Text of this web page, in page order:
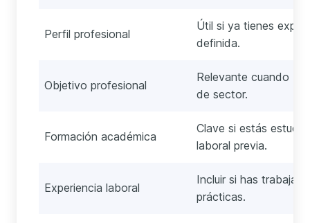
Perfil profesional
Útil si ya tienes
definida.
Objetivo profesional
Relevante cuando
de sector.
Formación académica
Clave si estás
laboral previa.
Experiencia laboral
Incluir si has
prácticas.